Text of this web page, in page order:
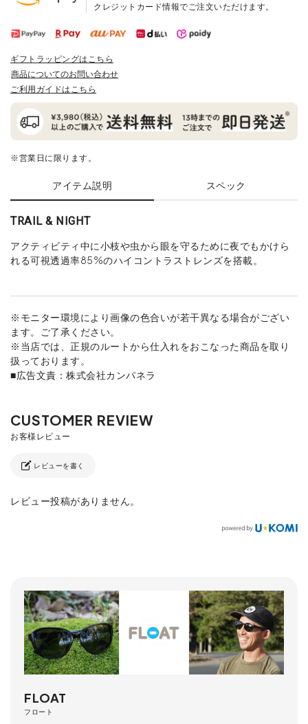
クレジットカード情報でご注文いただけます。
ギフトラッピングはこちら
商品についてのお問い合わせ
ご利用ガイドはこちら
※営業日に限ります。
アイテム説明 スペック
TRAIL & NIGHT
アクティビティ中に小枝や虫から眼を守るために夜でもかけら
れる可視透過率85%のハイコントラストレンズを搭載。
※モニター環境により画像の色合いが若干異なる場合がござい
ます。ご了承ください。
※当店では、正規のルートから仕入れをおこなった商品を取り
扱っております。
■広告文責：株式会社カンパネラ
レビューを書く
レビュー投稿がありません。
FLOAT
フロート